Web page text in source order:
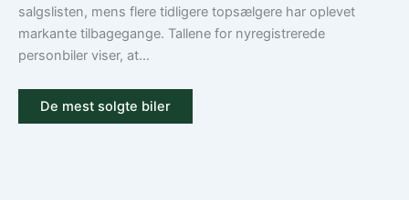
ansvar,
kasko
salgslisten, mens flere tidligere topsælgere har oplevet
markante tilbagegange. Tallene for nyregistrerede
personbiler viser, at...
De mest solgte biler